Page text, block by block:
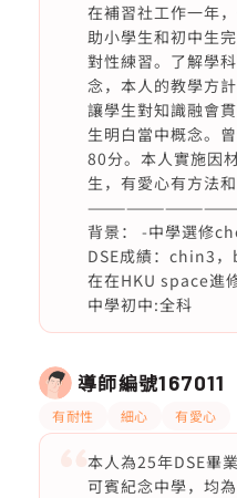
在補習社工作一年
助小學生和初中生
對性練習。了解學
念，本人的教學方
讓學生對知識融會
生明白當中概念。
80分。本人實施因
生，有愛心有方法和
背景： -中學選修
DSE成績：chin3
在在HKU space進
中學初中:全科
導師編號167011
有耐性 細心 有愛心
本人為25年DSE畢
可賓紀念中學，均